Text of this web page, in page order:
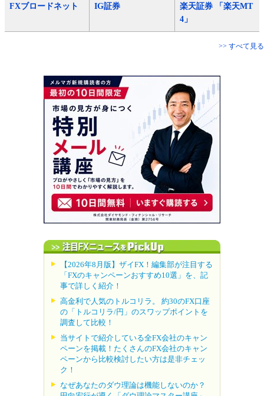
FXブロードネット IG証券
楽天証券 「楽天MT
4」
>> すべて見る
【2026年8月版】ザイFX！編集部が注目する
「FXのキャンペーンおすすめ10選」を、記
事で詳しく紹介！
高金利で人気のトルコリラ。 約30のFX口座
の「トルコリラ/円」のスワップポイントを
調査して比較！
当サイトで紹介している全FX会社のキャン
ペーンを掲載！たくさんのFX会社のキャン
ペーンから比較検討したい方は是非チェッ
ク！
なぜあなたのダウ理論は機能しないのか？